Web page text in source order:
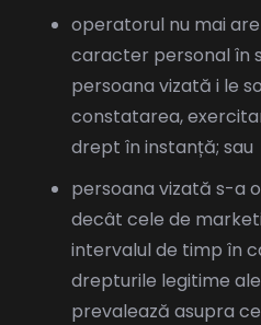
operatorul nu mai
caracter personal în
persoana vizată i le
constatarea,
drept în instanță; sau
persoana vizată s-a
decât cele de
intervalul de timp în
drepturile legitime
prevalează asupra